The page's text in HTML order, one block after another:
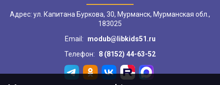
Адрес: ул. Капитана Буркова, 30, Мурманск, Мурманская обл.,
183025
Email:
modub@libkids51.ru
Телефон:
8 (8152) 44-63-52